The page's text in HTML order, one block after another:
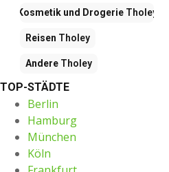
Kosmetik und DrogerieTholey
Reisen Tholey
Andere Tholey
TOP-STÄDTE
Berlin
Hamburg
München
Köln